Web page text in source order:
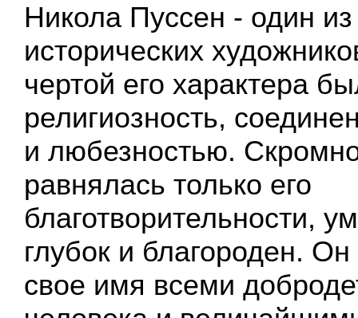
Никола Пуссен - один
исторических
чертой его характера
религиозность,
и любезностью.
равнялась только его
благотворительности,
глубок и благороден.
свое имя всеми